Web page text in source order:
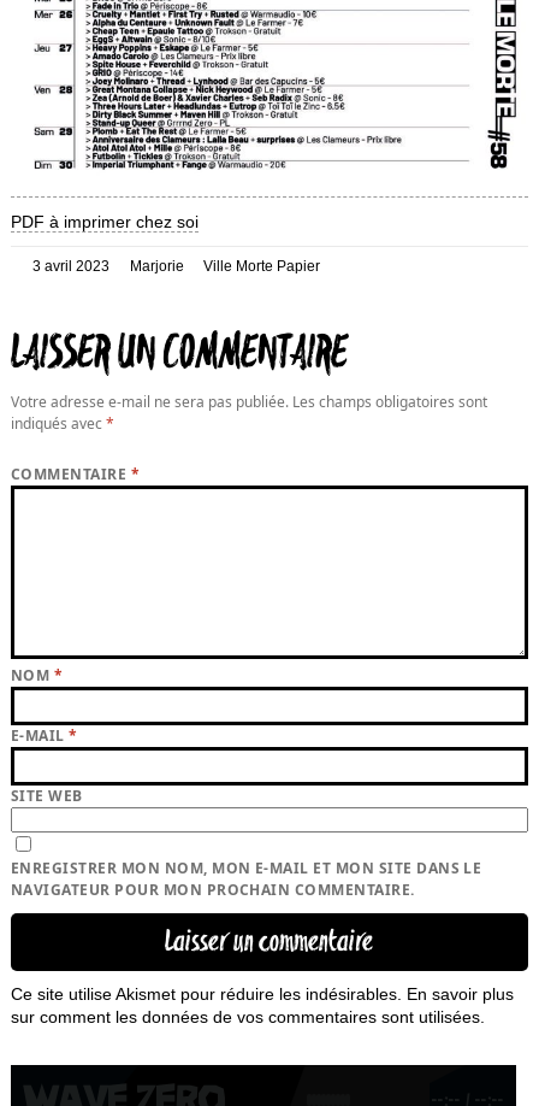
PDF à imprimer chez soi
Posté
3 avril 2023 Auteur
Marjorie Catégories
Ville Morte Papier
LAISSER UN COMMENTAIRE
Votre adresse e-mail ne sera pas publiée. Les champs obligatoires sont
indiqués avec*
COMMENTAIRE *
NOM *
E-MAIL*
SITE WEB
ENREGISTRER MON NOM, MON E-MAIL ET MON SITE DANS LE
NAVIGATEUR POUR MON PROCHAIN COMMENTAIRE.
Ce site utilise Akismet pour réduire les indésirables. En savoir plus
sur comment les données de vos commentaires sont utilisées.